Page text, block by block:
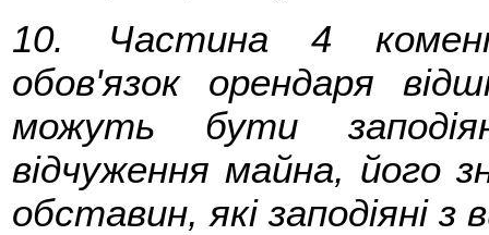
10. Частина 4
обов'язок орендаря
можуть бути
відчуження майна, його
обставин, які заподіяні з